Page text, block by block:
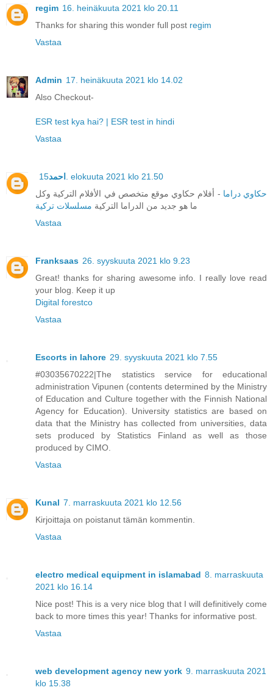
regim 16. heinäkuuta 2021 klo 20.11
Thanks for sharing this wonder full post regim
Vastaa
Admin 17. heinäkuuta 2021 klo 14.02
Also Checkout-
ESR test kya hai? | ESR test in hindi
Vastaa
احمد
15. elokuuta 2021 klo 21.50
حكاوي دراما - أفلام حكاوي موقع متخصص في الأفلام التركية وكل
ما هو جديد من الدراما التركية مسلسلات تركية
Vastaa
Franksaas 26. syyskuuta 2021 klo 9.23
Great! thanks for sharing awesome info. I really love read
your blog. Keep it up
Digital forestco
Vastaa
Escorts in lahore 29. syyskuuta 2021 klo 7.55
#03035670222|The statistics service for educational
administration Vipunen (contents determined by the Ministry
of Education and Culture together with the Finnish National
Agency for Education). University statistics are based on
data that the Ministry has collected from universities, data
sets produced by Statistics Finland as well as those
produced by CIMO.
Vastaa
Kunal 7. marraskuuta 2021 klo 12.56
Kirjoittaja on poistanut tämän kommentin.
Vastaa
electro medical equipment in islamabad 8. marraskuuta
2021 klo 16.14
Nice post! This is a very nice blog that I will definitively come
back to more times this year! Thanks for informative post.
Vastaa
web development agency new york 9. marraskuuta 2021
klo 15.38